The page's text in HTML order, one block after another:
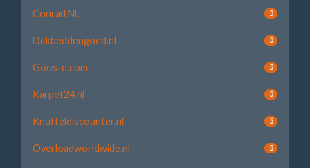
Conrad NL 5
Dekbeddengoed.nl 5
Goos-e.com 5
Karpet24.nl 5
Knuffeldiscounter.nl 5
Overloadworldwide.nl 5